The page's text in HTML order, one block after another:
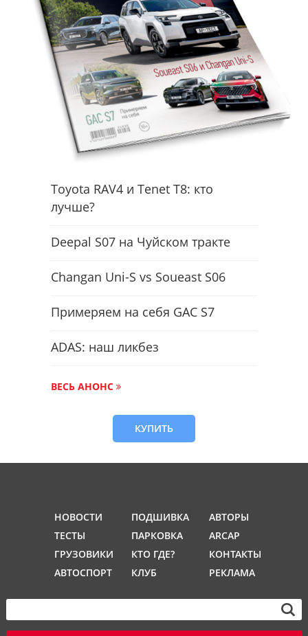
Toyota RAV4 и Tenet T8: кто
лучше?
Deepal S07 на Чуйском тракте
Changan Uni-S vs Soueast S06
Примеряем на себя GAC S7
ADAS: наш ликбез
ВЕСЬ АНОНС
КУПИТЬ
НОВОСТИ
ТЕСТЫ
ГРУЗОВИКИ
АВТОСПОРТ
ПОДШИВКА
ПАРКОВКА
КТО ГДЕ?
КЛУБ
АВТОРЫ
ARCAP
КОНТАКТЫ
РЕКЛАМА